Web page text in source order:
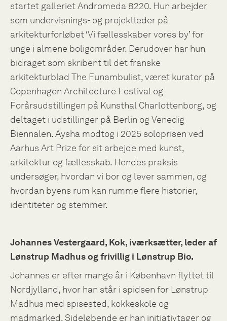
startet galleriet Andromeda 8220. Hun arbejder
som undervisnings- og projektleder på
arkitekturforløbet ‘Vi fællesskaber vores by’ for
unge i almene boligområder. Derudover har hun
bidraget som skribent til det franske
arkitekturblad The Funambulist, været kurator på
Copenhagen Architecture Festival og
Forårsudstillingen på Kunsthal Charlottenborg, og
deltaget i udstillinger på Berlin og Venedig
Biennalen. Aysha modtog i 2025 soloprisen ved
Aarhus Art Prize for sit arbejde med kunst,
arkitektur og fællesskab. Hendes praksis
undersøger, hvordan vi bor og lever sammen, og
hvordan byens rum kan rumme flere historier,
identiteter og stemmer.
Johannes Vestergaard, Kok, iværksætter, leder af
Lønstrup Madhus og frivillig i Lønstrup Bio.
Johannes er efter mange år i København flyttet til
Nordjylland, hvor han står i spidsen for Lønstrup
Madhus med spisested, kokkeskole og
madmarked. Sideløbende er han initiativtager og